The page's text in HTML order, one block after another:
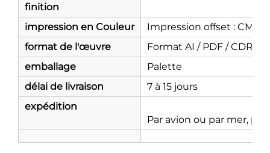
finition
impression en Couleur
Impression offset :
format de l'œuvre
Format AI / PDF / CDR /
emballage
Palette
délai de livraison
7 à 15 jours
expédition
Par avion ou par mer,